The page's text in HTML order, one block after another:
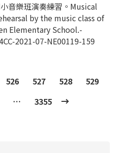
音樂班演奏練習。Musical
by the music class of
Elementary School.-
2021-07-NE00119-159
526 527 528
529
… 3355